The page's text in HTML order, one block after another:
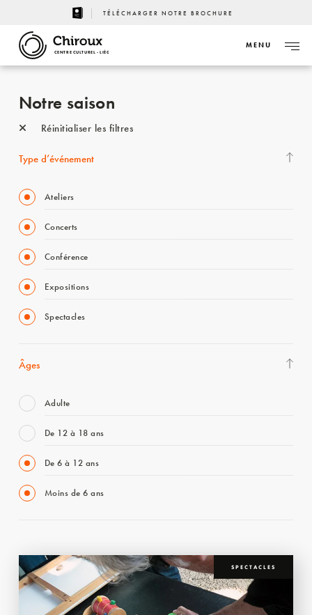
TÉLÉCHARGER NOTRE BROCHURE
CENTRE CULTUREL - LIÈGE
MENU
Notre saison
Réinitialiser les filtres
Type d’événement
Ateliers
Concerts
Conférence
Expositions
Spectacles
Âges
Adulte
De 12 à 18 ans
De 6 à 12 ans
Moins de 6 ans
SPECTACLES